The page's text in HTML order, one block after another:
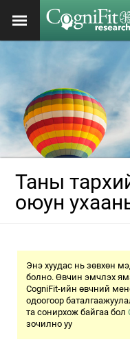
Таны
оюун
Энэ хуудас нь зөвхөн
болно. Өвчин эмчлэх
CogniFit-ийн өвчний
одоогоор
та сонирхож байгаа бол
зочилно уу